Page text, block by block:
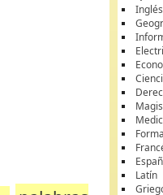
Inglés
Latín